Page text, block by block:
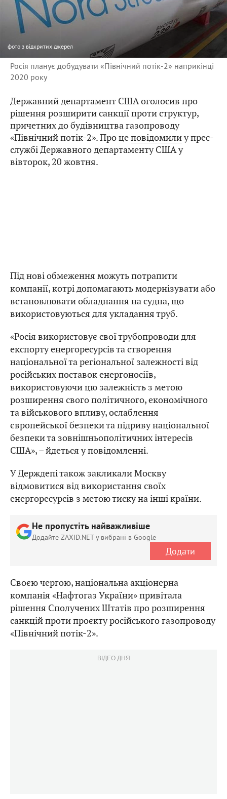
фото з відкритих джерел
Росія планує добудувати «Північний потік-2» наприкінці
2020 року
Державний департамент США оголосив про
рішення розширити санкції проти структур,
причетних до будівництва газопроводу
«Північний потік-2». Про цеповідомилиу прес-
службі Державного департаменту США у
вівторок, 20 жовтня.
Під нові обмеження можуть потрапити
компанії, котрі допомагають модернізувати або
встановлювати обладнання на судна, що
використовуються для укладання труб.
«Росія використовує свої трубопроводи для
експорту енергоресурсів та створення
національної та регіональної залежності від
російських поставок енергоносіїв,
використовуючи цю залежність з метою
розширення свого політичного, економічного
та військового впливу, ослаблення
європейської безпеки та підриву національної
безпеки та зовнішньополітичних інтересів
США», – йдеться у повідомленні.
У Держдепі також закликали Москву
відмовитися від використання своїх
енергоресурсів з метою тиску на інші країни.
Не пропустіть найважливіше
Додайте ZAXID.NET у вибрані в Google
Додати
Своєю чергою, національна акціонерна
компанія «Нафтогаз України» привітала
рішення Сполучених Штатів про розширення
санкцій проти проєкту російського газопроводу
«Північний потік-2».
ВІДЕО ДНЯ